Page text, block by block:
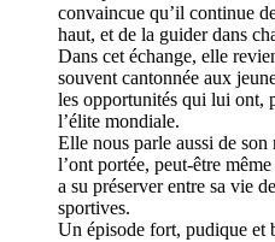
convaincue qu’il continue
haut, et de la guider dans
Dans cet échange, elle
souvent cantonnée aux
les opportunités qui lui ont,
l’élite mondiale.
Elle nous parle aussi de
l’ont portée, peut-être
a su préserver entre sa vie
sportives.
Un épisode fort, pudique et